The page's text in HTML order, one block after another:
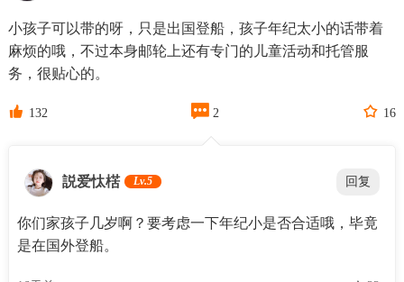
小孩子可以带的呀，只是出国登船，孩子年纪太小的话带着
麻烦的哦，不过本身邮轮上还有专门的儿童活动和托管服
务，很贴心的。
 132  2  16
説爱忲楛 Lv.5 回复
你们家孩子几岁啊？要考虑一下年纪小是否合适哦，毕竟
是在国外登船。